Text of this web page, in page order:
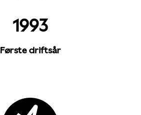
1993
Første driftsår